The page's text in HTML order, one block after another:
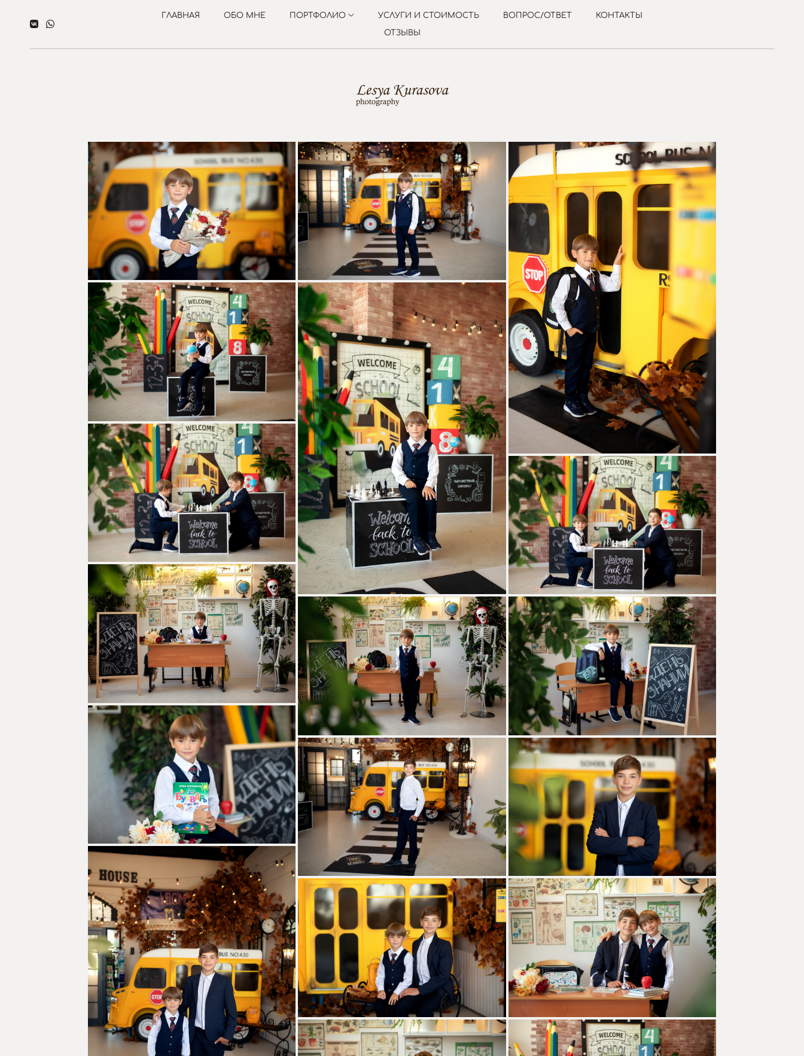
ГЛАВНАЯ ОБО МНЕ ПОРТФОЛИО УСЛУГИ И СТОИМОСТЬ ВОПРОС/ОТВЕТ КОНТАКТЫ
ОТЗЫВЫ